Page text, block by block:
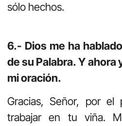
sólo hechos.
6.- Dios me ha
de su Palabra. Y ahora
mi oración.
Gracias, Señor, por el
trabajar en tu viña.